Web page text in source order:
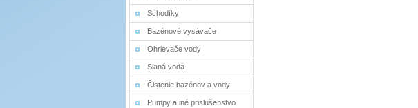
Schodíky
Bazénové vysávače
Ohrievače vody
Slaná voda
Čistenie bazénov a vody
Pumpy a iné prislušenstvo